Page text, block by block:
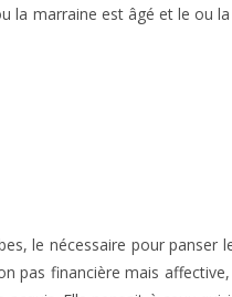
la marraine est âgé et le ou
le nécessaire pour panser
pas financière mais